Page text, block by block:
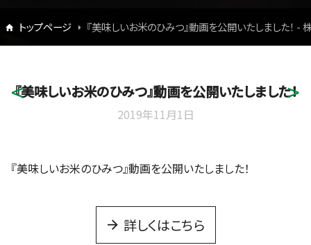
トップページ 『美味しいお米のひみつ』動画を公開いたしました！
『美味しいお米のひみつ』動画を公開いたしました！
2019年11月1日
『美味しいお米のひみつ』動画を公開いたしました！
詳しくはこちら